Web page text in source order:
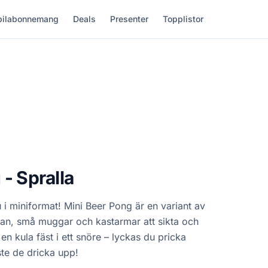
Deals Presenter Topplistor
- Spralla
i miniformat! Mini Beer Pong är en variant av
små muggar och kastarmar att sikta och
kula fäst i ett snöre – lyckas du pricka
de dricka upp!